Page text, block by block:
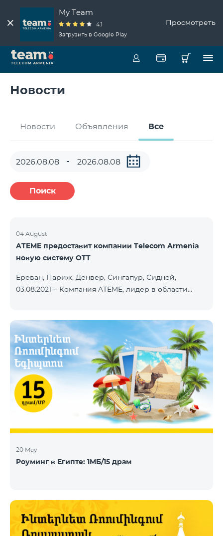
My Team
4.1
Загрузить в Google Play
Просмотреть
Новости
Новости Объявления Все
Поиск
04 August
ATEME предоставит компании Telecom Armenia
новую систему OTT
Ереван, Париж, Денвер, Сингапур, Сидней,
03.08.2021 – Компания ATEME, лидер в области
заключении нового контракта с Telecom Armenia,
поставщиком услуг IPTV и OTT под брендом
Beeline, который запускает обновленный пакет
телевизионных услуг на рынке Армении.
Компания Telecom Armenia приняла решение
модернизировать существующую систему. Нам
требовалась производительная, масштабируемая
инфраструктура для пр
20 May
Роуминг в Египте: 1МБ/15 драм